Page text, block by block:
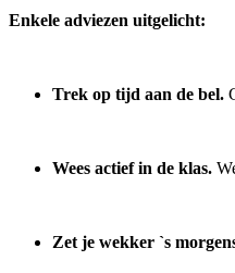
Enkele adviezen uitgelicht:
Trek op tijd aan de bel.
Wees actief in de klas.
Zet je wekker `s